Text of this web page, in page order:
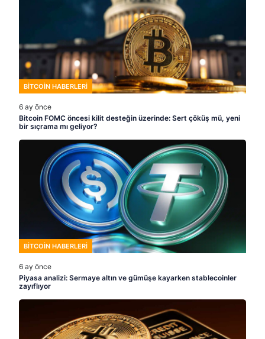
BITCOIN HABERLERI
6 ay önce
Bitcoin FOMC öncesi kilit desteğin üzerinde: Sert çöküş mü, yeni
bir sıçrama mı geliyor?
BITCOIN HABERLERI
6 ay önce
Piyasa analizi: Sermaye altın ve gümüşe kayarken stablecoinler
zayıflıyor